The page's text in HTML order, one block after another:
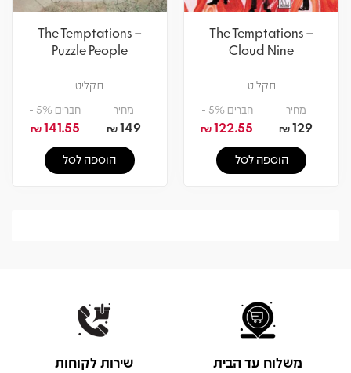
The Temptations –
Cloud Nine
תקליט
מחיר
129
₪
חברים 5% -
122.55
₪
הוספה לסל
The Temptations –
Puzzle People
תקליט
מחיר
149
₪
חברים 5% -
141.55
₪
הוספה לסל
משלוח עד הבית שירות לקוחות